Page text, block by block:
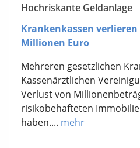
Hochriskante Geldanlage
Krankenkassen
Millionen Euro
Mehreren gesetzlichen
Kassenärztlichen
Verlust von
risikobehafteten
haben.... mehr